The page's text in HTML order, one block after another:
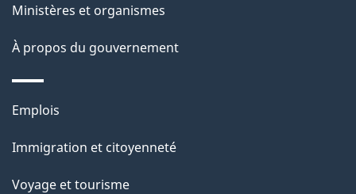
Ministères et organismes
À propos du gouvernement
Thèmes
sujets
Emplois
Immigration et citoyenneté
Voyage et tourisme